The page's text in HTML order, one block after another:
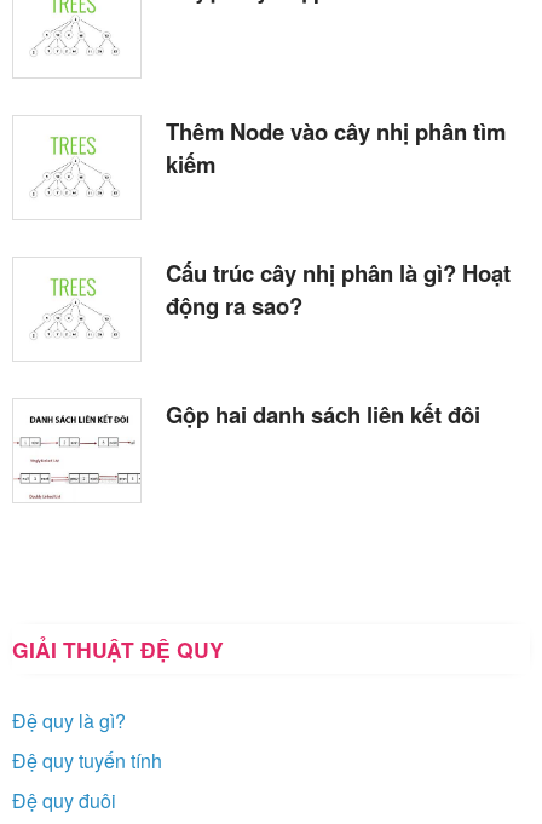
Thêm Node vào cây nhị phân tìm
kiếm
Cấu trúc cây nhị phân là gì? Hoạt
động ra sao?
Gộp hai danh sách liên kết đôi
GIẢI THUẬT ĐỆ QUY
Đệ quy là gì?
Đệ quy tuyến tính
Đệ quy đuôi